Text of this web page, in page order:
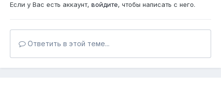
Если у Вас есть аккаунт, войдите, чтобы написать с него.
Ответить в этой теме...